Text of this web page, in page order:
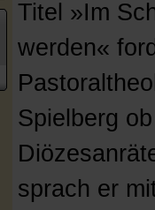
Titel »Im
werden«
Spielberg
sprach er